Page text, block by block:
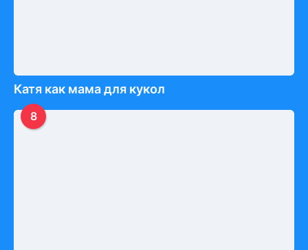
Катя как мама для кукол
8